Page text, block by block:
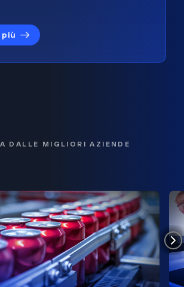
più
DALLE MIGLIORI AZIENDE